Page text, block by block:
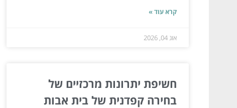
קרא עוד »
אוג 04, 2026
חשיפת יתרונות מרכזיים של
בחירה קפדנית של בית אבות